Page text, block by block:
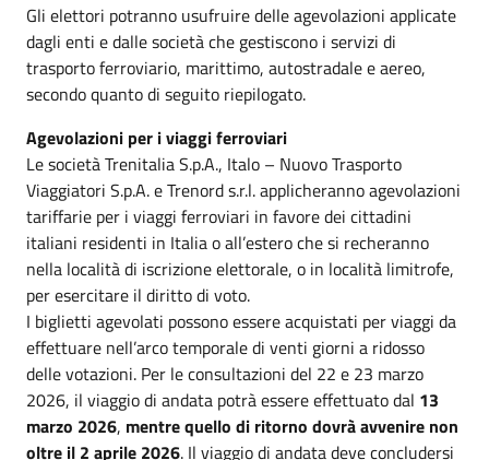
Gli elettori potranno usufruire delle agevolazioni applicate
dagli enti e dalle società che gestiscono i servizi di
trasporto ferroviario, marittimo, autostradale e aereo,
secondo quanto di seguito riepilogato.
Agevolazioni per i viaggi ferroviari
Le società Trenitalia S.p.A., Italo – Nuovo Trasporto
Viaggiatori S.p.A. e Trenord s.r.l. applicheranno agevolazioni
tariffarie per i viaggi ferroviari in favore dei cittadini
italiani residenti in Italia o all’estero che si recheranno
nella località di iscrizione elettorale, o in località limitrofe,
per esercitare il diritto di voto.
I biglietti agevolati possono essere acquistati per viaggi da
effettuare nell’arco temporale di venti giorni a ridosso
delle votazioni. Per le consultazioni del 22 e 23 marzo
2026, il viaggio di andata potrà essere effettuato dal 13
marzo 2026, mentre quello di ritorno dovrà avvenire non
oltre il 2 aprile 2026. Il viaggio di andata deve concludersi